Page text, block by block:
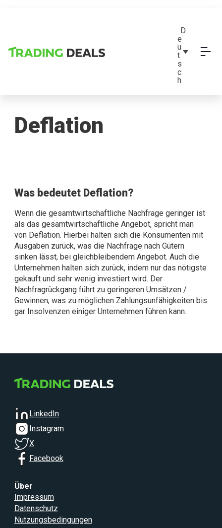
D
e
u
t
s
c
h
Deflation
Was bedeutet Deflation?
Wenn die gesamtwirtschaftliche Nachfrage geringer ist
als das gesamtwirtschaftliche Angebot, spricht man
von Deflation. Hierbei halten sich die Konsumenten mit
Ausgaben zurück, was die Nachfrage nach Gütern
sinken lässt, bei gleichbleibendem Angebot. Auch die
Unternehmen halten sich zurück, indem nur das nötigste
gekauft und sehr wenig investiert wird. Der
Nachfragrückgang führt zu geringeren Umsätzen /
Gewinnen, was zu möglichen Zahlungsunfähigkeiten bis
gar Insolvenzen einiger Unternehmen führen kann.
LinkedIn
Instagram
X
Facebook
Über
Impressum
Datenschutz
Nutzungsbedingungen